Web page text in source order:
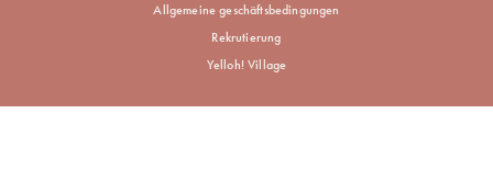
Allgemeine geschäftsbedingungen
Rekrutierung
Yelloh! Village